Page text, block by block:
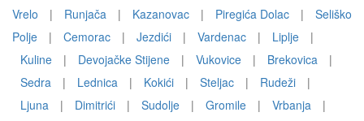
Vrelo
| Runjača | Kazanovac | Piregića Dolac |
Seliško
Polje
| Cemorac | Jezdići | Vardenac | Liplje
|
Kuline
| Devojačke Stijene | Vukovice | Brekovica
|
Sedra
| Lednica | Kokići | Steljac | Rudeži
|
Ljuna
| Dimitrići | Sudolje | Gromile | Vrbanja
|